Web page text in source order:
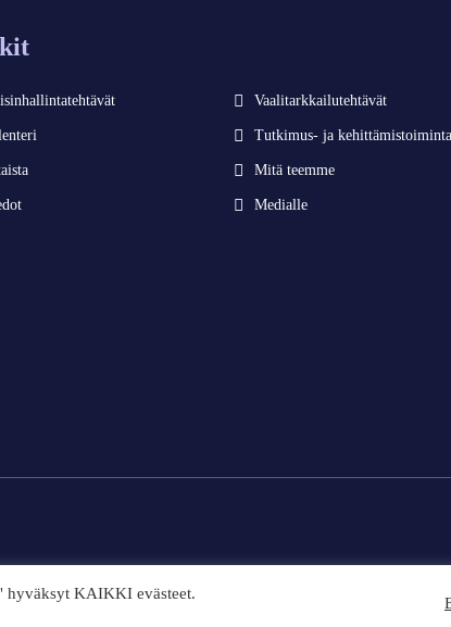
Vaalitarkkailutehtävät
Tutkimus- ja kehittämistoiminta
Mitä teemme
Medialle
hyväksyt KAIKKI evästeet.